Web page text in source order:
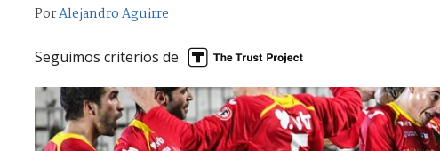
PorAlejandro Aguirre
Seguimos criterios de